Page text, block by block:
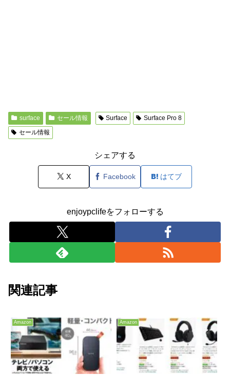
surface セール情報 Surface
Surface Pro 8
セール情報
シェアする
X Facebook はてブ
enjoypclifeをフォローする
関連記事
Amazon Amazon